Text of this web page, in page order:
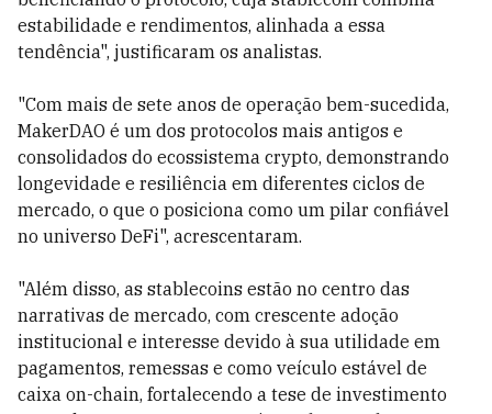
estabilidade e rendimentos, alinhada a essa
tendência", justificaram os analistas.
"Com mais de sete anos de operação bem-sucedida,
MakerDAO é um dos protocolos mais antigos e
consolidados do ecossistema crypto, demonstrando
longevidade e resiliência em diferentes ciclos de
mercado, o que o posiciona como um pilar confiável
no universo DeFi", acrescentaram.
"Além disso, as stablecoins estão no centro das
narrativas de mercado, com crescente adoção
institucional e interesse devido à sua utilidade em
pagamentos, remessas e como veículo estável de
caixa on-chain, fortalecendo a tese de investimento